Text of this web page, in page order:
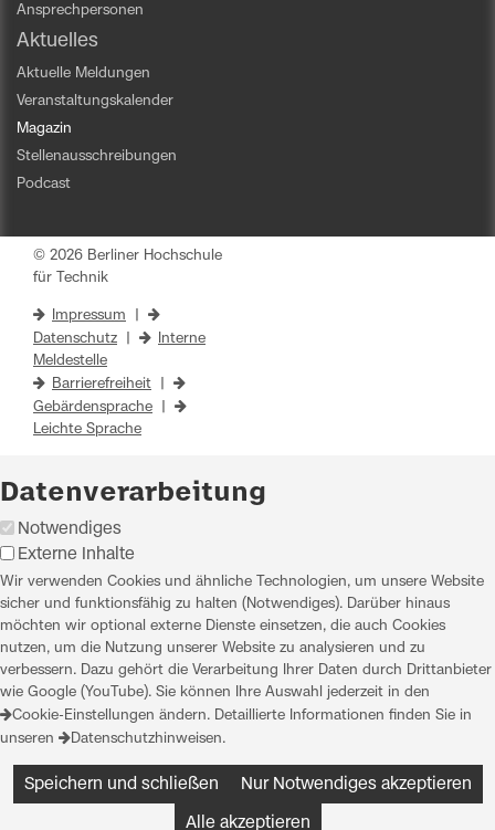
Ansprechpersonen
Aktuelles
Aktuelle Meldungen
Veranstaltungskalender
Magazin
Stellenausschreibungen
Podcast
© 2026 Berliner Hochschule
für Technik
Impressum
Datenschutz
Interne
Meldestelle
Barrierefreiheit
Gebärdensprache
Leichte Sprache
Datenverarbeitung
Notwendiges
Externe Inhalte
Wir verwenden Cookies und ähnliche Technologien, um unsere Website
sicher und funktionsfähig zu halten (Notwendiges). Darüber hinaus
möchten wir optional externe Dienste einsetzen, die auch Cookies
nutzen, um die Nutzung unserer Website zu analysieren und zu
verbessern. Dazu gehört die Verarbeitung Ihrer Daten durch Drittanbieter
wie Google (YouTube). Sie können Ihre Auswahl jederzeit in den
Cookie-Einstellungen ändern. Detaillierte Informationen finden Sie in
unseren
Datenschutzhinweisen.
Speichern und schließen Nur Notwendiges akzeptieren
Alle akzeptieren